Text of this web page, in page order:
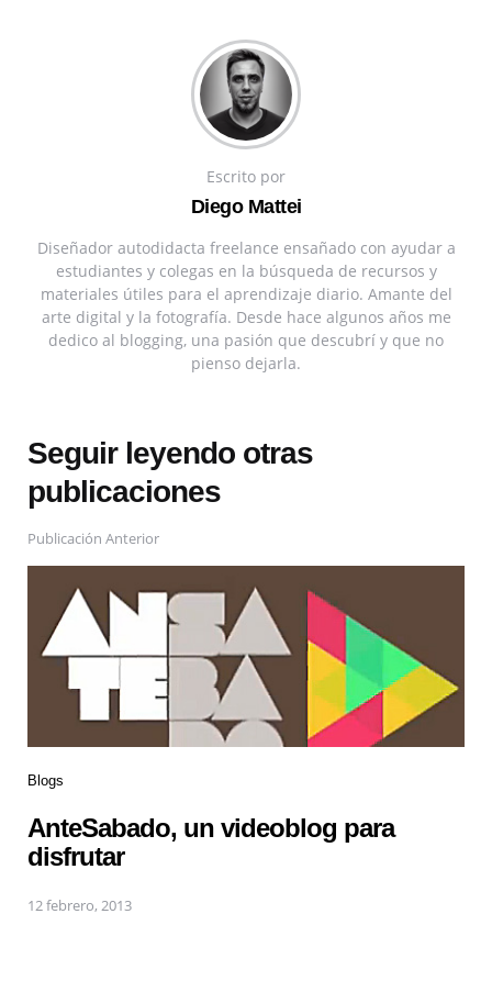
Escrito por
Diego Mattei
Diseñador autodidacta freelance ensañado con ayudar a
estudiantes y colegas en la búsqueda de recursos y
materiales útiles para el aprendizaje diario. Amante del
arte digital y la fotografía. Desde hace algunos años me
dedico al blogging, una pasión que descubrí y que no
pienso dejarla.
Seguir leyendo otras
publicaciones
Publicación Anterior
Blogs
AnteSabado, un videoblog para
disfrutar
12 febrero, 2013